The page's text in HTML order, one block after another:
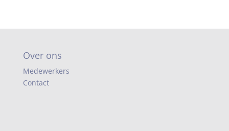
Over ons
Medewerkers
Contact